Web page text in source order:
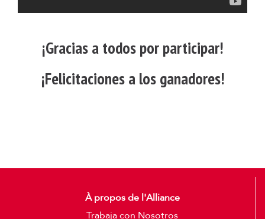
¡Gracias a todos por participar!
¡Felicitaciones a los ganadores!
À propos de l'Alliance
Trabaja con Nosotros